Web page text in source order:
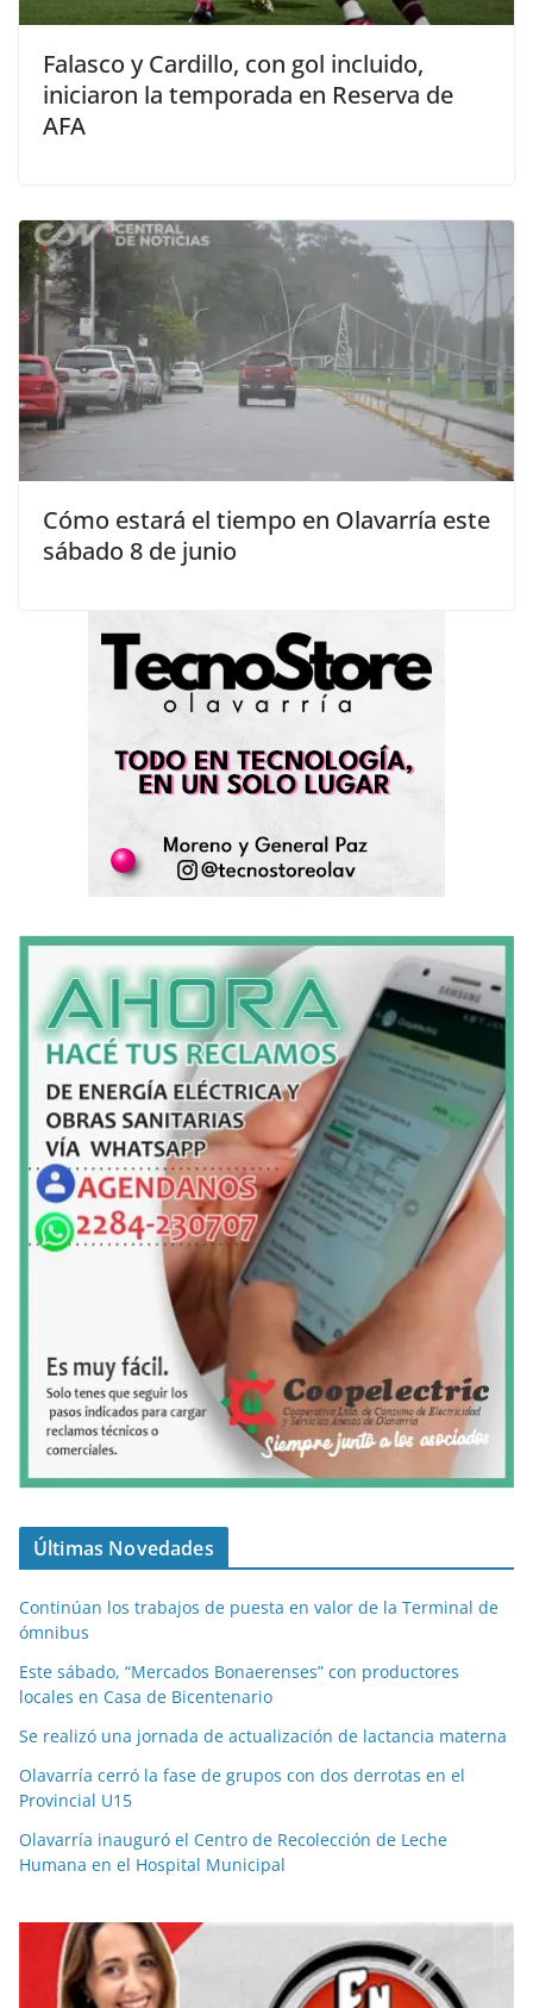
Falasco y Cardillo, con gol incluido,
iniciaron la temporada en Reserva de
AFA
Cómo estará el tiempo en Olavarría este
sábado 8 de junio
Últimas Novedades
Continúan los trabajos de puesta en valor de la Terminal de
ómnibus
Este sábado, “Mercados Bonaerenses” con productores
locales en Casa de Bicentenario
Se realizó una jornada de actualización de lactancia materna
Olavarría cerró la fase de grupos con dos derrotas en el
Provincial U15
Olavarría inauguró el Centro de Recolección de Leche
Humana en el Hospital Municipal